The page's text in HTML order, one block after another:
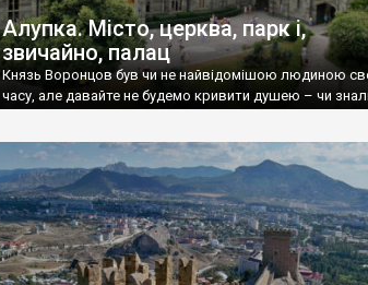
Алупка. Місто, церква, парк і,
звичайно, палац
Князь Воронцов був чи не найвідомішою людиною
часу, але давайте не будемо кривити душею – чи